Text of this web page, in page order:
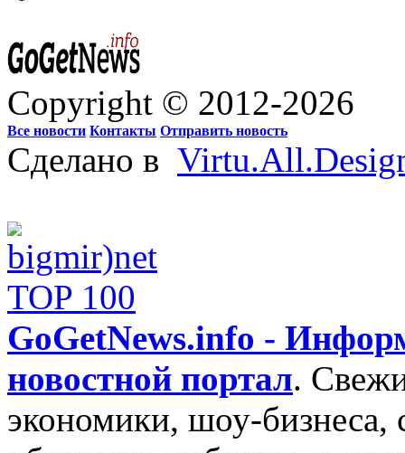
Copyright © 2012-2026
Все новости Контакты Отправить новость
Сделано в
GoGetNews.info -
новостной портал.
экономики, шоу-бизнеса,